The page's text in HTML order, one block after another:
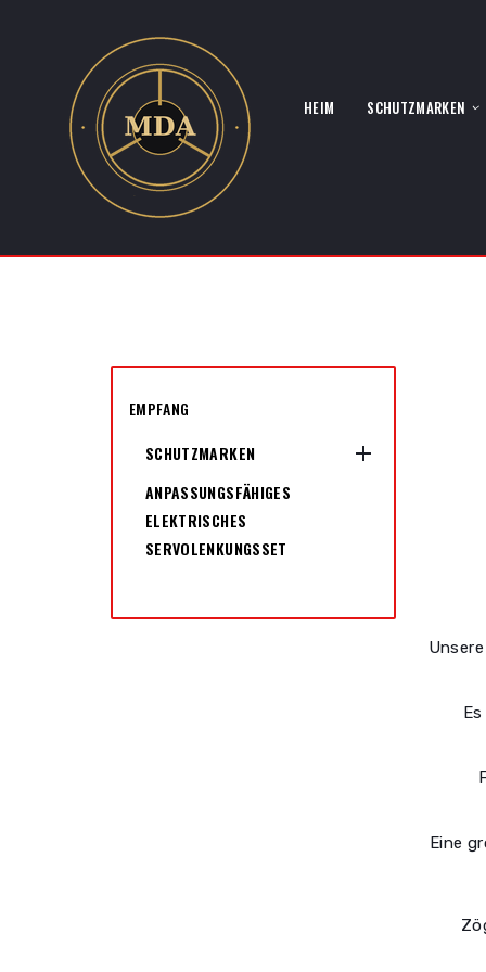
HEIM SCHUTZMARKEN
EMPFANG
SCHUTZMARKEN

ANPASSUNGSFÄHIGES
ELEKTRISCHES
SERVOLENKUNGSSET
Eine